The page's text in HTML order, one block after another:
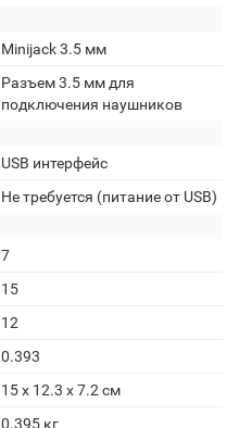
Minijack 3.5 мм
Разъем 3.5 мм для
подключения наушников
USB интерфейс
Не требуется (питание от USB)
7
15
12
0.393
15 x 12.3 x 7.2 см
0.395 кг